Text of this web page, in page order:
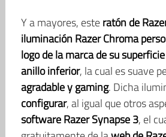
Y a mayores, esteratón de
iluminación Razer Chroma
logo de la marca de su
anillo inferior, la cual es suave
agradable y gaming. Dicha
configurar, al igual que otros
software Razer Synapse 3, el